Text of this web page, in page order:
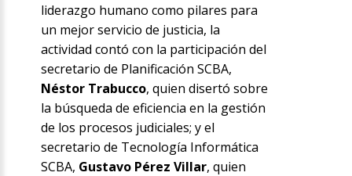
liderazgo humano como pilares para
un mejor servicio de justicia, la
actividad contó con la participación del
secretario de Planificación SCBA,
Néstor Trabucco, quien disertó sobre
la búsqueda de eficiencia en la gestión
de los procesos judiciales; y el
secretario de Tecnología Informática
SCBA, Gustavo Pérez Villar, quien